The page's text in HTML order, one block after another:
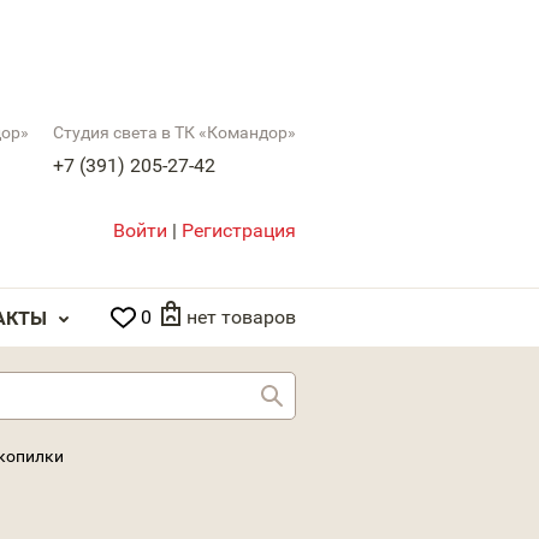
Студия света в ТК «Командор»
+7 (391) 205-27-42
Войти | Регистрация
0 нет товаров